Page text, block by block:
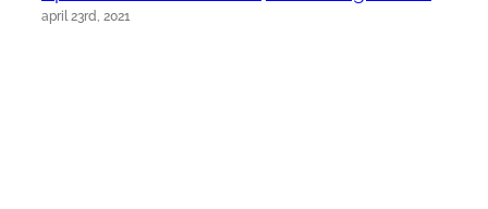
april 23rd, 2021